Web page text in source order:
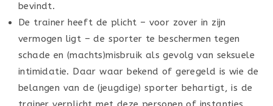
bevindt.
De trainer heeft de plicht – voor zover in zijn
vermogen ligt – de sporter te beschermen tegen
schade en (machts)misbruik als gevolg van seksuele
intimidatie. Daar waar bekend of geregeld is wie de
belangen van de (jeugdige) sporter behartigt, is de